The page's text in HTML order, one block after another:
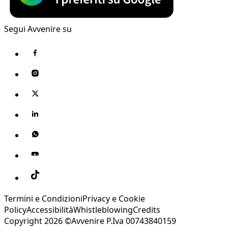
Segui Avvenire su
Termini e CondizioniPrivacy e Cookie
PolicyAccessibilitàWhistleblowingCredits
Copyright 2026 ©Avvenire P.Iva 00743840159